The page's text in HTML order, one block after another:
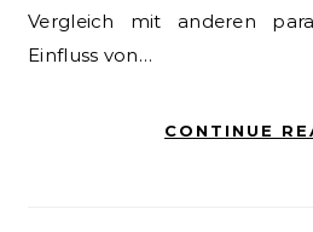
Vergleich mit anderen
Einfluss von…
CONTINUE